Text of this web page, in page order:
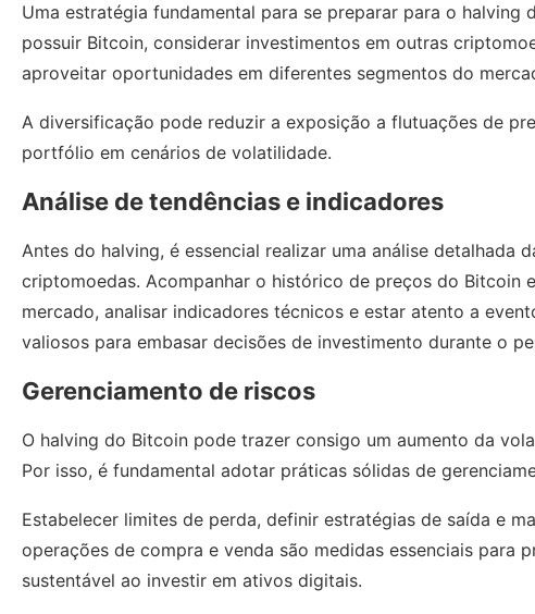
Uma estratégia fundamental para se preparar para o
possuir Bitcoin, considerar investimentos em outras
aproveitar oportunidades em diferentes segmentos do
A diversificação pode reduzir a exposição a flutuações de
portfólio em cenários de volatilidade.
Análise de tendências e indicadores
Antes do halving, é essencial realizar uma análise detalhada
criptomoedas. Acompanhar o histórico de preços do Bitcoin
mercado, analisar indicadores técnicos e estar atento a
valiosos para embasar decisões de investimento durante o
Gerenciamento de riscos
O halving do Bitcoin pode trazer consigo um aumento da
Por isso, é fundamental adotar práticas sólidas de
Estabelecer limites de perda, definir estratégias de saída e
operações de compra e venda são medidas essenciais para
sustentável ao investir em ativos digitais.